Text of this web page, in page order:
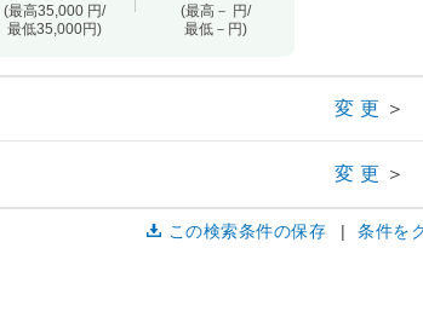
(最高35,000 円/
最低35,000円)
(最高－ 円/
最低－円)
変更 ＞
変更 ＞
この検索条件の保存 条件を